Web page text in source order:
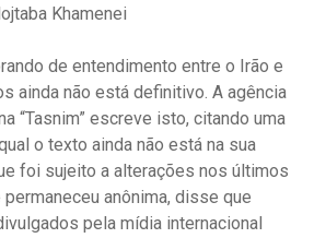
Khamenei
de entendimento entre o Irão e
ainda não está definitivo. A agência
“Tasnim” escreve isto, citando uma
o texto ainda não está na sua
foi sujeito a alterações nos últimos
anônima, disse que
pela mídia internacional